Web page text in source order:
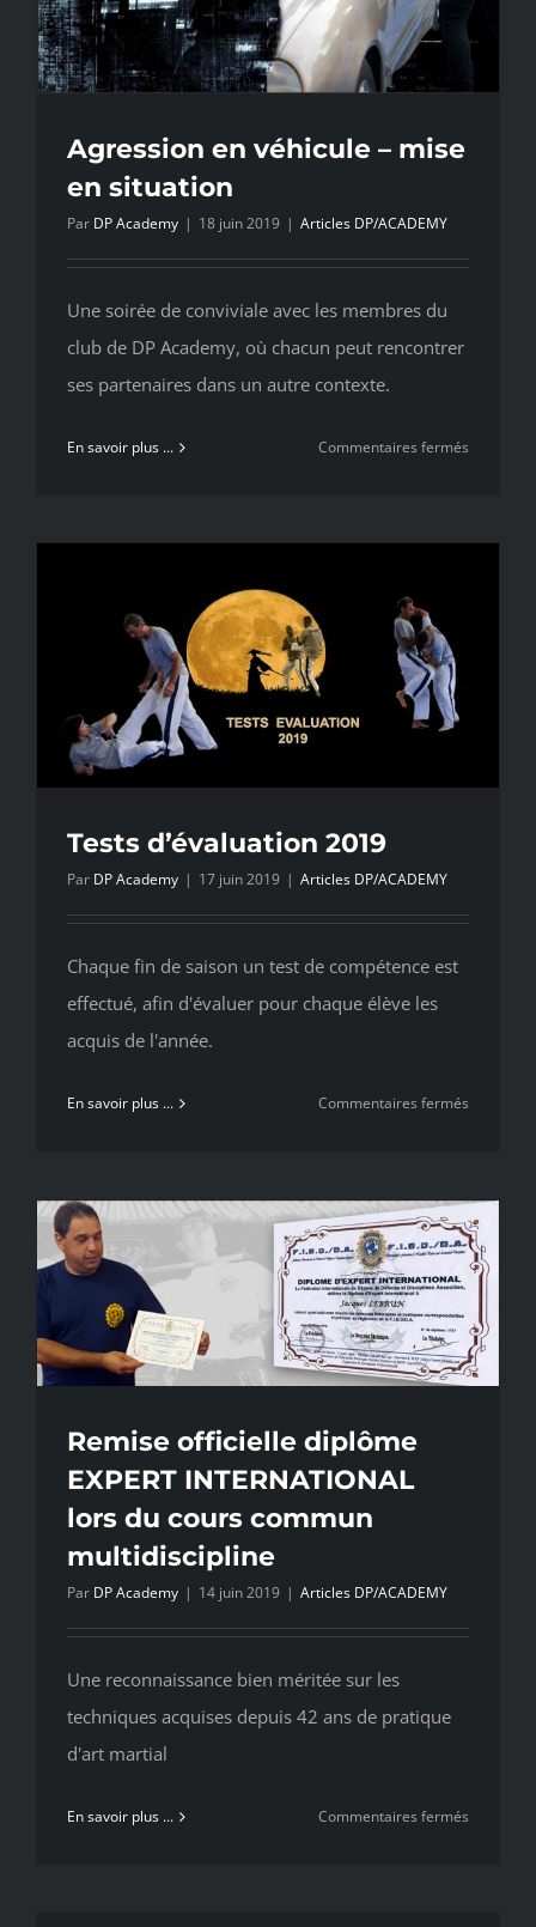
Agression en véhicule – mise
en situation
Par DP Academy | 18 juin 2019 | Articles DP/ACADEMY
Une soirée de conviviale avec les membres du
club de DP Academy, où chacun peut rencontrer
ses partenaires dans un autre contexte.
En savoir plus ... Commentaires fermés
Tests d’évaluation 2019
Par DP Academy | 17 juin 2019 | Articles DP/ACADEMY
Chaque fin de saison un test de compétence est
effectué, afin d'évaluer pour chaque élève les
acquis de l'année.
En savoir plus ... Commentaires fermés
Remise officielle diplôme
EXPERT INTERNATIONAL
lors du cours commun
multidiscipline
Par DP Academy | 14 juin 2019 | Articles DP/ACADEMY
Une reconnaissance bien méritée sur les
techniques acquises depuis 42 ans de pratique
d'art martial
En savoir plus ... Commentaires fermés